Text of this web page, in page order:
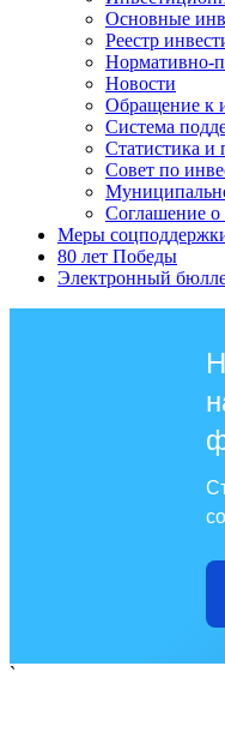
Основные
Реестр
Нормативно-
Новости
Обращение к
Система
Статистика и
Совет по
Соглашение о
Меры
80 лет Победы
Электронный
`